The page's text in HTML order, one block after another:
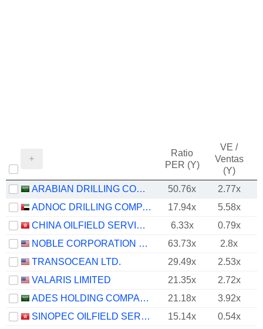
Ratio
PER (Y)
VE /
Ventas
(Y)
ARABIAN DRILLING COMPANY 50.76x
2.77x
ADNOC DRILLING COMPANY
17.94x 5.58x
CHINA OILFIELD SERVICES LIMITED
6.33x
0.79x
NOBLE CORPORATION PLC
63.73x
2.8x
TRANSOCEAN LTD.
29.49x
2.53x
VALARIS LIMITED
21.35x 2.72x
ADES HOLDING COMPANY
21.18x
3.92x
SINOPEC OILFIELD SERVICE CORPORATION
15.14x
0.54x